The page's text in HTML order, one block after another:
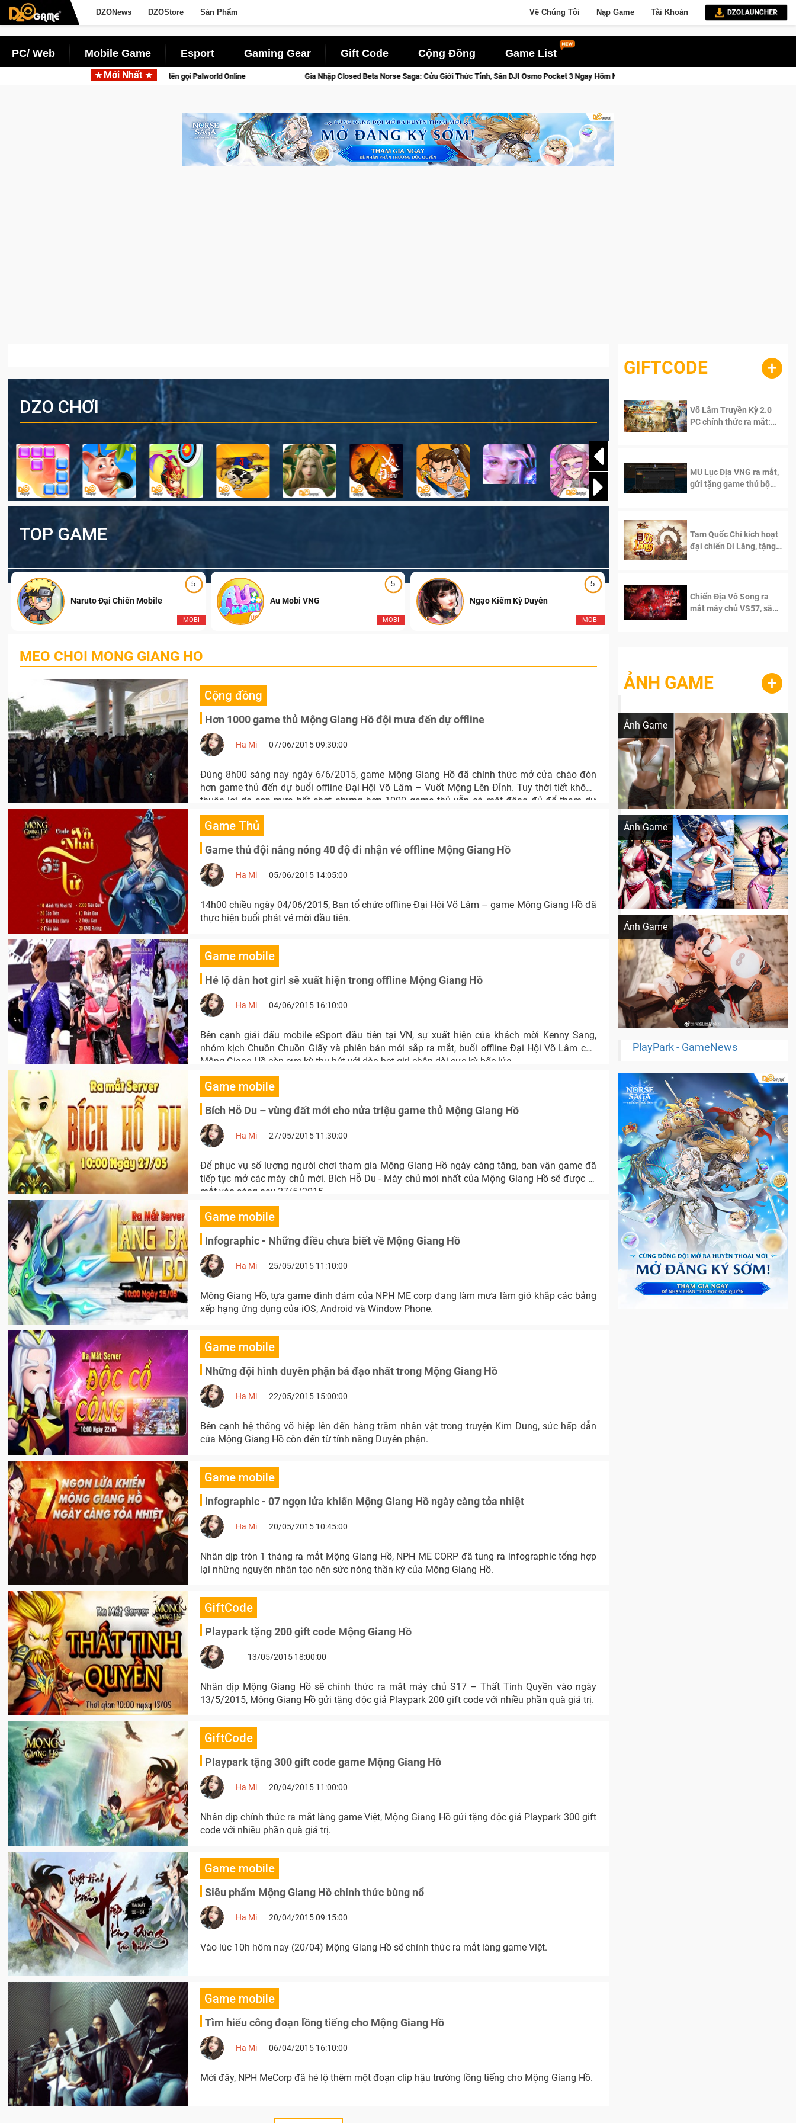
DZONews DZOStore Sản Phẩm Về Chúng Tôi Nạp Game Tài Khoản
PC/ Web Mobile Game Esport Gaming Gear Gift Code Cộng Đồng Game List
Mới Nhất
với tên gọi Palworld Online Gia Nhập Closed Beta Norse Saga: Cửu Giới Thức Tỉnh, Săn DJI Osmo Pocket 3 Ngay Hôm Nay Lineage W – Quyền lực và tài phú sẽ về tay kẻ đoạt được Vương Quyền
DZO CHƠI
TOP GAME
5
MOBI
Naruto Đại Chiến Mobile
5
MOBI
Au Mobi VNG
5
MOBI
Ngạo Kiếm Kỳ Duyên Ngạo Thiên Mobile
MEO CHOI MONG GIANG HO
Cộng đồng
Hơn 1000 game thủ Mộng Giang Hồ đội mưa đến dự offline
Ha Mi 07/06/2015 09:30:00
Đúng 8h00 sáng nay ngày 6/6/2015, game Mộng Giang Hồ đã chính thức mở cửa chào đón
hơn game thủ đến dự buổi offline Đại Hội Võ Lâm – Vuốt Mộng Lên Đỉnh. Tuy thời tiết không
thuận lợi do cơn mưa bất chợt nhưng hơn 1000 game thủ vẫn có mặt đông đủ để tham dự
buổi hoành tráng này.
Game Thủ
Game thủ đội nắng nóng 40 độ đi nhận vé offline Mộng Giang Hồ
Ha Mi 05/06/2015 14:05:00
14h00 chiều ngày 04/06/2015, Ban tổ chức offline Đại Hội Võ Lâm – game Mộng Giang Hồ đã
thực hiện buổi phát vé mời đầu tiên.
Game mobile
Hé lộ dàn hot girl sẽ xuất hiện trong offline Mộng Giang Hồ
Ha Mi 04/06/2015 16:10:00
Bên cạnh giải đấu mobile eSport đầu tiên tại VN, sự xuất hiện của khách mời Kenny Sang,
nhóm kịch Chuồn Chuồn Giấy và phiên bản mới sắp ra mắt, buổi offline Đại Hội Võ Lâm của
Mộng Giang Hồ còn cực kỳ thu hút với dàn hot girl chân dài cực kỳ bốc lửa.
Game mobile
Bích Hỗ Du – vùng đất mới cho nửa triệu game thủ Mộng Giang Hồ
Ha Mi 27/05/2015 11:30:00
Để phục vụ số lượng người chơi tham gia Mộng Giang Hồ ngày càng tăng, ban vận game đã
tiếp tục mở các máy chủ mới. Bích Hỗ Du - Máy chủ mới nhất của Mộng Giang Hồ sẽ được ra
mắt vào sáng nay 27/5/2015.
Game mobile
Infographic - Những điều chưa biết về Mộng Giang Hồ
Ha Mi 25/05/2015 11:10:00
Mộng Giang Hồ, tựa game đình đám của NPH ME corp đang làm mưa làm gió khắp các bảng
xếp hạng ứng dụng của iOS, Android và Window Phone.
Game mobile
Những đội hình duyên phận bá đạo nhất trong Mộng Giang Hồ
Ha Mi 22/05/2015 15:00:00
Bên cạnh hệ thống võ hiệp lên đến hàng trăm nhân vật trong truyện Kim Dung, sức hấp dẫn
của Mộng Giang Hồ còn đến từ tính năng Duyên phận.
Game mobile
Infographic - 07 ngọn lửa khiến Mộng Giang Hồ ngày càng tỏa nhiệt
Ha Mi 20/05/2015 10:45:00
Nhân dịp tròn 1 tháng ra mắt Mộng Giang Hồ, NPH ME CORP đã tung ra infographic tổng hợp
lại những nguyên nhân tạo nên sức nóng thần kỳ của Mộng Giang Hồ.
GiftCode
Playpark tặng 200 gift code Mộng Giang Hồ
13/05/2015 18:00:00
Nhân dịp Mộng Giang Hồ sẽ chính thức ra mắt máy chủ S17 – Thất Tinh Quyền vào ngày
13/5/2015, Mộng Giang Hồ gửi tặng độc giả Playpark 200 gift code với nhiều phần quà giá trị.
GiftCode
Playpark tặng 300 gift code game Mộng Giang Hồ
Ha Mi 20/04/2015 11:00:00
Nhân dịp chính thức ra mắt làng game Việt, Mộng Giang Hồ gửi tặng độc giả Playpark 300 gift
code với nhiều phần quà giá trị.
Game mobile
Siêu phẩm Mộng Giang Hồ chính thức bùng nổ
Ha Mi 20/04/2015 09:15:00
Vào lúc 10h hôm nay (20/04) Mộng Giang Hồ sẽ chính thức ra mắt làng game Việt.
Game mobile
Tìm hiểu công đoạn lồng tiếng cho Mộng Giang Hồ
Ha Mi 06/04/2015 16:10:00
Mới đây, NPH MeCorp đã hé lộ thêm một đoạn clip hậu trường lồng tiếng cho Mộng Giang Hồ.
GIFTCODE +
Võ Lâm Truyền Kỳ 2.0
PC chính thức ra mắt:
MU Lục Địa VNG ra mắt,
gửi tặng game thủ bộ
Tam Quốc Chí kích hoạt
đại chiến Di Lăng, tặng
Chiến Địa Vô Song ra
mắt máy chủ VS57, sân
ẢNH GAME +
Ảnh Game
Lala Croft vừa nóng vừa xinh dưới nét vẽ
Ảnh Game
Khi AI Cosplay gái đẹp One Piece
Ảnh Game
Cosplay Xiangling siêu cute
PlayPark - GameNews